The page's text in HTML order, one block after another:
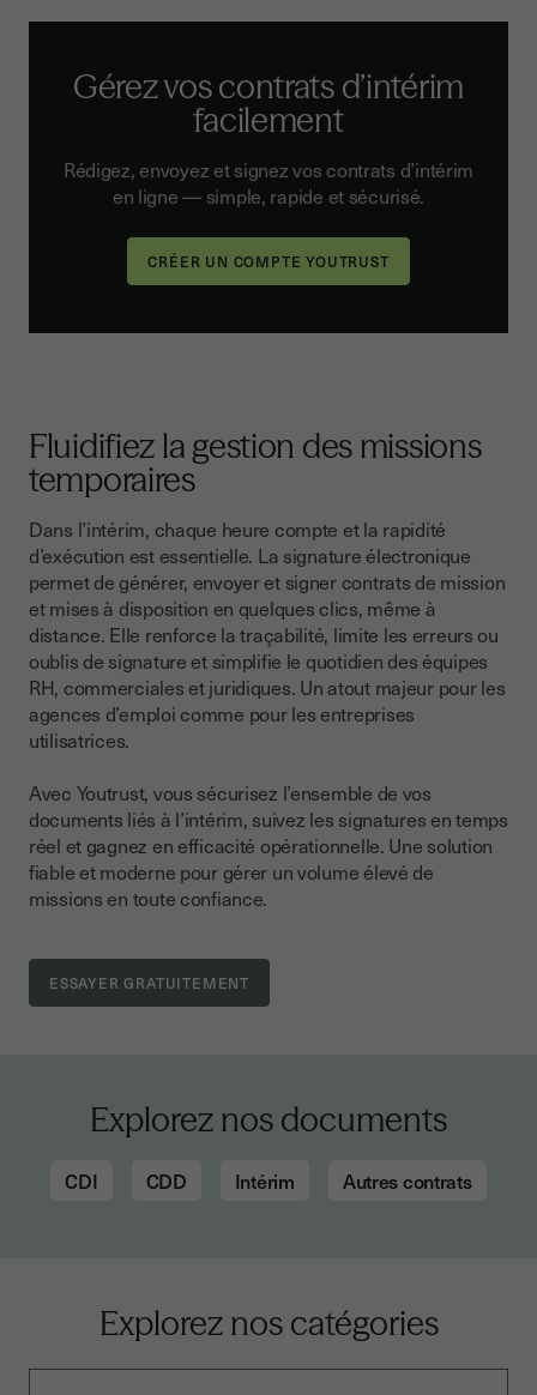
Gérez vos contrats d’intérim
facilement
Rédigez, envoyez et signez vos contrats d’intérim
en ligne — simple, rapide et sécurisé.
Fluidifiez la gestion des missions
temporaires
Dans l’intérim, chaque heure compte et la rapidité
d’exécution est essentielle. La signature électronique
permet de générer, envoyer et signer contrats de mission
et mises à disposition en quelques clics, même à
distance. Elle renforce la traçabilité, limite les erreurs ou
oublis de signature et simplifie le quotidien des équipes
RH, commerciales et juridiques. Un atout majeur pour les
agences d’emploi comme pour les entreprises
utilisatrices.
Avec Youtrust, vous sécurisez l’ensemble de vos
documents liés à l’intérim, suivez les signatures en temps
réel et gagnez en efficacité opérationnelle. Une solution
fiable et moderne pour gérer un volume élevé de
missions en toute confiance.
Explorez nos documents
CDI CDD Intérim Autres contrats
Explorez nos catégories